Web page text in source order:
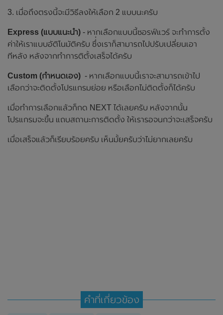
3. เมื่อถึงตรงนี้จะมีวิธีลงให้เลือก 2 แบบนะครับ
Express (แบบแนะนำ) - หากเลือกแบบนี้ซอรฟ์แวร์ จะทำการตั้ง
ค่าให้เราแบบอัติโนมัติครับ ซึ่่งเราก็สามารถไปปรับเปลี่ยนเอา
ทีหลัง หลังจากทำการติตั้งเสร็จได้ครับ
Custom (กำหนดเอง) - หากเลือกแบบนี้เราจะสามารถเข้าไป
เลือกว่าจะติดตั้งโปรแกรมย่อย หรือเลือกไม่ติดตั้งก็ได้ครับ
เมื่อทำการเลือกแล้วก็กด NEXT ได้เลยครับ หลังจากนั้น
โปรแกรมจะขึ้น แถบสถานะการติดตั้ง ให้เรารอจนกว่าจะเสร็จครับ
เมื่อเสร็จแล้วก็เรียบร้อยครับ เห็นมั้ยครับว่าไม่ยากเลยครับ
คำที่เกี่ยวข้อง